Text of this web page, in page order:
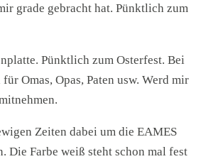
grade gebracht hat. Pünktlich zum
Pünktlich zum Osterfest. Bei
Omas, Opas, Paten usw. Werd mir
Zeiten dabei um die EAMES
Die Farbe weiß steht schon mal fest